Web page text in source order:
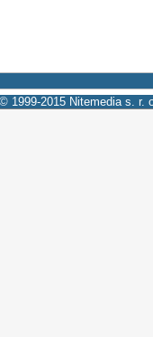
© 1999-2015 Nitemedia s. r.